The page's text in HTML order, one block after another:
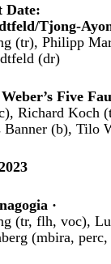
Date:
Tjong-
(tr), Philipp
(dr)
Five
Richard Koch
Banner (b), Tilo
·
(tr, flh, voc),
(mbira,